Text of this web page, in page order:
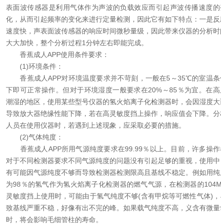
表面波传感器是利用气体作为声波的负载效应而引起声波传播速度
化，从而引起频率的变化来进行定量检测，因此它有如下特点：一是
速度快，声表面波传感器的响应时间微秒量级，因此带来仪器的分析
大大加快，整个分析过程1分钟左右即能完成。
香蕉成人APP使用条件要求：
(1)环境条件：
香蕉成人APP对环境温度要求并不苛刻，一般在5～35℃的室温条
下即可正常操作。但对于环境湿度一般要求在20%～85％为宜。在
潮湿的地区，使用某些型号仪器的氢火焰离子化检测器时，会因湿度
导致放大器绝缘性能下降，若在高灵敏度挡上操作，响应值会下降。
人员在使用仪器时，若遇到上述现象，应采取必要的措施。
(2)气体纯度：
香蕉成人APP所用气源纯度要求在99.99％以上。目前，许多操作
对于不同检测器要求不同气源纯度的问题没有引起足够的重视，使用
有可能因气源纯度不够而导致检测器检测限高且基线不稳定。例如用
为98％的氢气作为氢火焰离子化检测器的燃气气源，在检测器的
灵敏度挡上使用时，可能由于氢气纯度不够(含有甲烷等可燃性气体)
致基线严重不稳，好像有出不完的峰。如果载气纯度不高，义含有微
时，将会影响毛细管柱的寿命。